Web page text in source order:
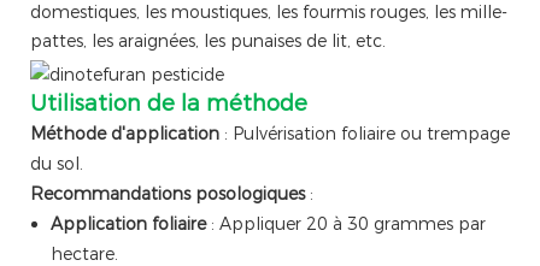
domestiques, les moustiques, les fourmis rouges, les mille-
pattes, les araignées, les punaises de lit, etc.
Utilisation de la méthode
Méthode d'application : Pulvérisation foliaire ou trempage
du sol.
Recommandations posologiques :
Application foliaire : Appliquer 20 à 30 grammes par
hectare.